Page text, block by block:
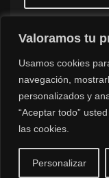
Valoramos tu
Usamos cookies
navegación,
personalizados y
“Aceptar todo”
las cookies.
Personalizar
Guarda mi